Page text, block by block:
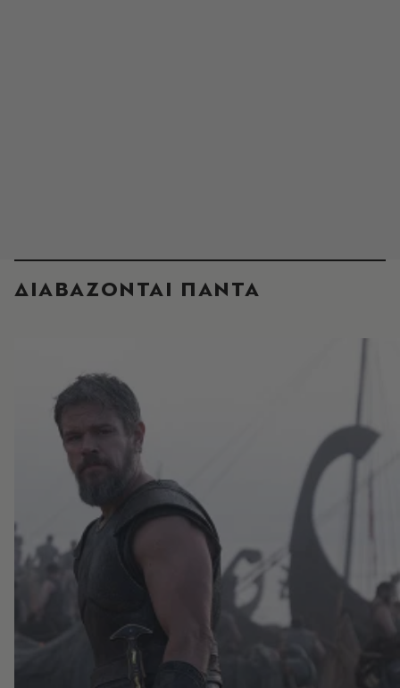
ΔΙΑΒΑΖΟΝΤΑΙ ΠΑΝΤΑ